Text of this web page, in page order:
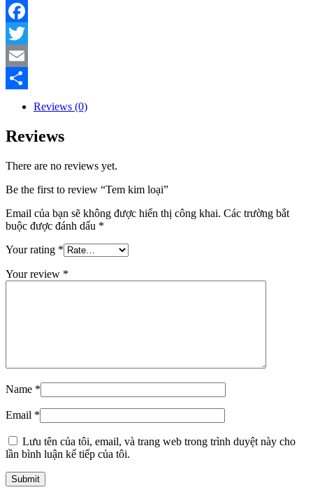
Facebook
Twitter
Email
Reviews (0)
Reviews
There are no reviews yet.
Be the first to review “Tem kim loại”
Email của bạn sẽ không được hiển thị công khai. Các trường bắt
buộc được đánh dấu *
Your rating *
Your review *
Name *
Email *
Lưu tên của tôi, email, và trang web trong trình duyệt này cho
lần bình luận kế tiếp của tôi.